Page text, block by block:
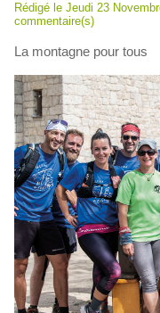
Rédigé le Jeudi 23
commentaire(s)
La montagne pour tous